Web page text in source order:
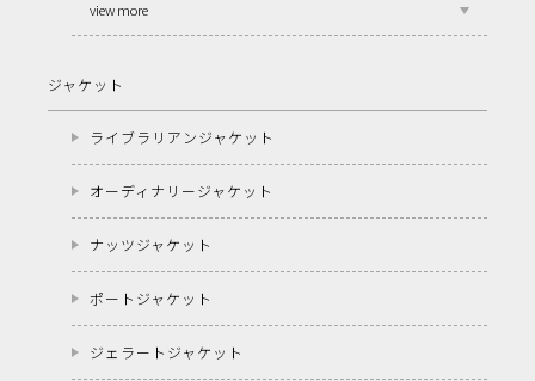
view more
ジャケット
ライブラリアンジャケット
オーディナリージャケット
ナッツジャケット
ポートジャケット
ジェラートジャケット